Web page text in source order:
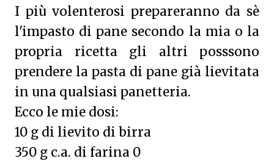
I più volenterosi prepareranno da sè
l'impasto di pane secondo la mia o la
propria ricetta gli altri posssono
prendere la pasta di pane già lievitata
in una qualsiasi panetteria.
Ecco le mie dosi:
10 g di lievito di birra
350 g c.a. di farina 0